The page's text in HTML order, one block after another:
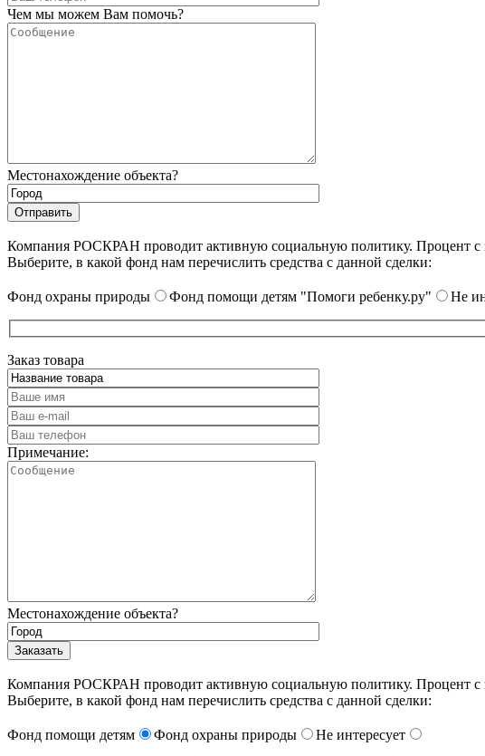
Чем мы можем Вам помочь?
Местонахождение объекта?
Компания РОСКРАН проводит активную социальную политику. Процент с
Выберите, в какой фонд нам перечислить средства с данной сделки:
Фонд охраны природы Фонд помощи детям "Помоги ребенку.ру" Не
Заказ товара
Примечание:
Местонахождение объекта?
Компания РОСКРАН проводит активную социальную политику. Процент с
Выберите, в какой фонд нам перечислить средства с данной сделки:
Фонд помощи детям Фонд охраны природы
Не интересует